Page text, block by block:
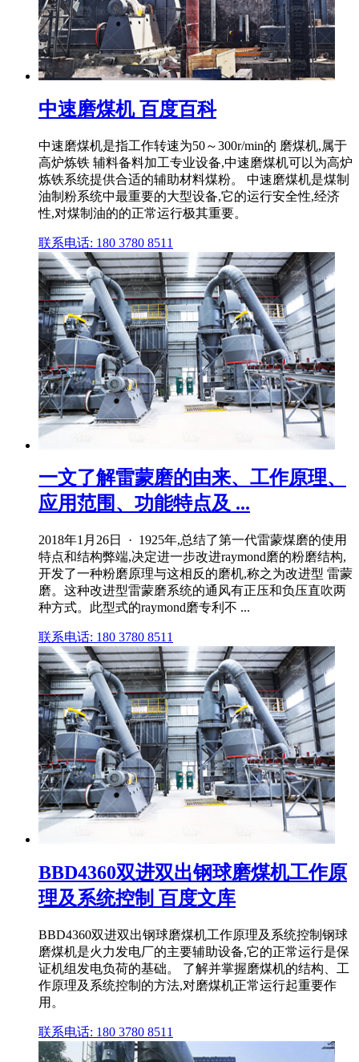
中速磨煤机 百度百科
中速磨煤机是指工作转速为50～300r/min的 磨煤机,属于
高炉炼铁 辅料备料加工专业设备,中速磨煤机可以为高炉
炼铁系统提供合适的辅助材料煤粉。 中速磨煤机是煤制
油制粉系统中最重要的大型设备,它的运行安全性,经济
性,对煤制油的的正常运行极其重要。
联系电话: 180 3780 8511
一文了解雷蒙磨的由来、工作原理、
应用范围、功能特点及 ...
2018年1月26日 · 1925年,总结了第一代雷蒙煤磨的使用
特点和结构弊端,决定进一步改进raymond磨的粉磨结构,
开发了一种粉磨原理与这相反的磨机,称之为改进型 雷蒙
磨。这种改进型雷蒙磨系统的通风有正压和负压直吹两
种方式。此型式的raymond磨专利不 ...
联系电话: 180 3780 8511
BBD4360双进双出钢球磨煤机工作原
理及系统控制 百度文库
BBD4360双进双出钢球磨煤机工作原理及系统控制钢球
磨煤机是火力发电厂的主要辅助设备,它的正常运行是保
证机组发电负荷的基础。 了解并掌握磨煤机的结构、工
作原理及系统控制的方法,对磨煤机正常运行起重要作
用。
联系电话: 180 3780 8511